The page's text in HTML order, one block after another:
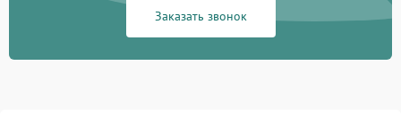
Не работают сенсорные
Заказать звонок